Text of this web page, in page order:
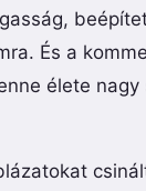
És a
élete